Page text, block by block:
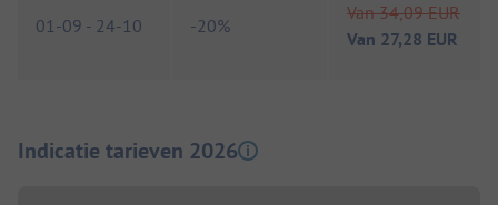
01-09 - 24-10 -20%
Van 34,09 EUR
Van 27,28 EUR
Indicatie tarieven 2026